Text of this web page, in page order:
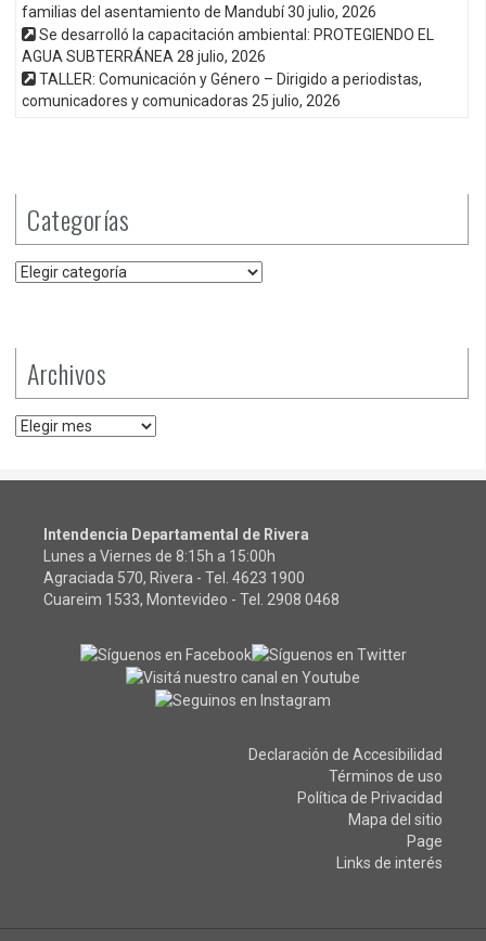
familias del asentamiento de Mandubí30 julio, 2026
Se desarrolló la capacitación ambiental: PROTEGIENDO EL
AGUA SUBTERRÁNEA 28 julio, 2026
TALLER: Comunicación y Género – Dirigido a periodistas,
comunicadores y comunicadoras 25 julio, 2026
Categorías
Categorías
Archivos
Archivos
Intendencia Departamental de Rivera
Lunes a Viernes de 8:15h a 15:00h
Agraciada 570, Rivera - Tel. 4623 1900
Cuareim 1533, Montevideo - Tel. 2908 0468
Declaración de Accesibilidad
Términos de uso
Política de Privacidad
Mapa del sitio
Page
Links de interés